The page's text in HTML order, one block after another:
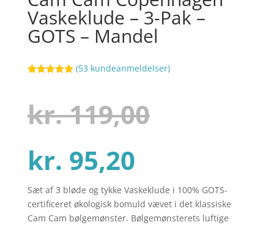
Vaskeklude – 3-Pak –
GOTS – Mandel
baseret på
kundebedøm
melser
(53 kundeanmeldelser)
kr.119,00
pris
kr. 95,20Den
aktuelle
Sæt af 3 bløde og tykke Vaskeklude i 100% GOTS-
certificeret økologisk bomuld vævet i det klassiske
Cam Cam bølgemønster. Bølgemønsterets luftige